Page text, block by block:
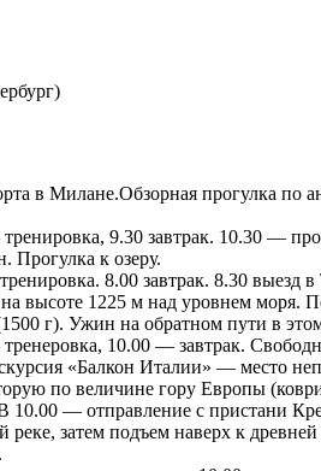
в Милане.Обзорная прогулка по
9.30 завтрак. 10.30 —
Прогулка к озеру.
8.00 завтрак. 8.30
высоте 1225 м над уровнем моря.
г). Ужин на обратном пути в
10.00 — завтрак.
«Балкон Италии» — место
по величине гору Европы
10.00 — отправление с пристани
реке, затем подъем наверх к